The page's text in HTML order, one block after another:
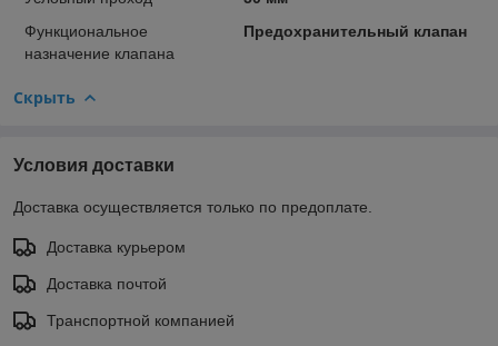
Функциональное
назначение клапана
Предохранительный клапан
Скрыть
Условия доставки
Доставка осуществляется только по предоплате.
Доставка курьером
Доставка почтой
Транспортной компанией